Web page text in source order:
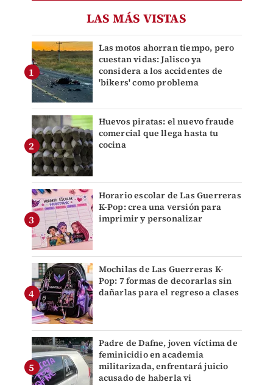
LAS MÁS VISTAS
Las motos ahorran tiempo, pero
cuestan vidas: Jalisco ya
considera a los accidentes de
'bikers' como problema
Huevos piratas: el nuevo fraude
comercial que llega hasta tu
cocina
Horario escolar de Las Guerreras
K-Pop: crea una versión para
imprimir y personalizar
Mochilas de Las Guerreras K-
Pop: 7 formas de decorarlas sin
dañarlas para el regreso a clases
Padre de Dafne, joven víctima de
feminicidio en academia
militarizada, enfrentará juicio
acusado de haberla vi